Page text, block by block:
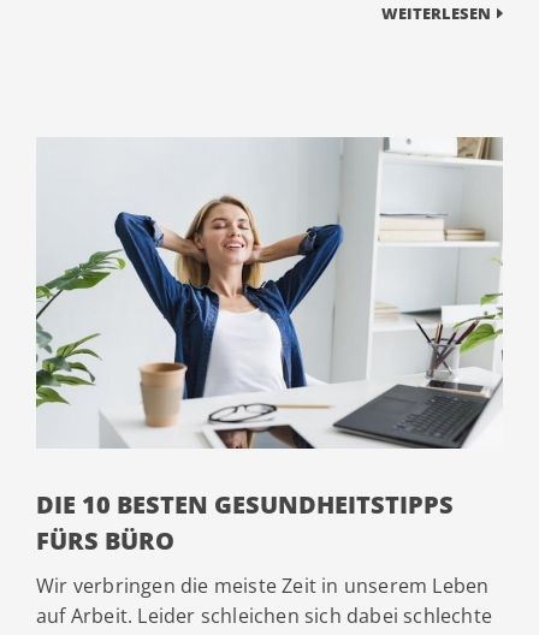
WEITERLESEN
DIE 10 BESTEN GESUNDHEITSTIPPS
FÜRS BÜRO
Wir verbringen die meiste Zeit in unserem Leben
auf Arbeit. Leider schleichen sich dabei schlechte